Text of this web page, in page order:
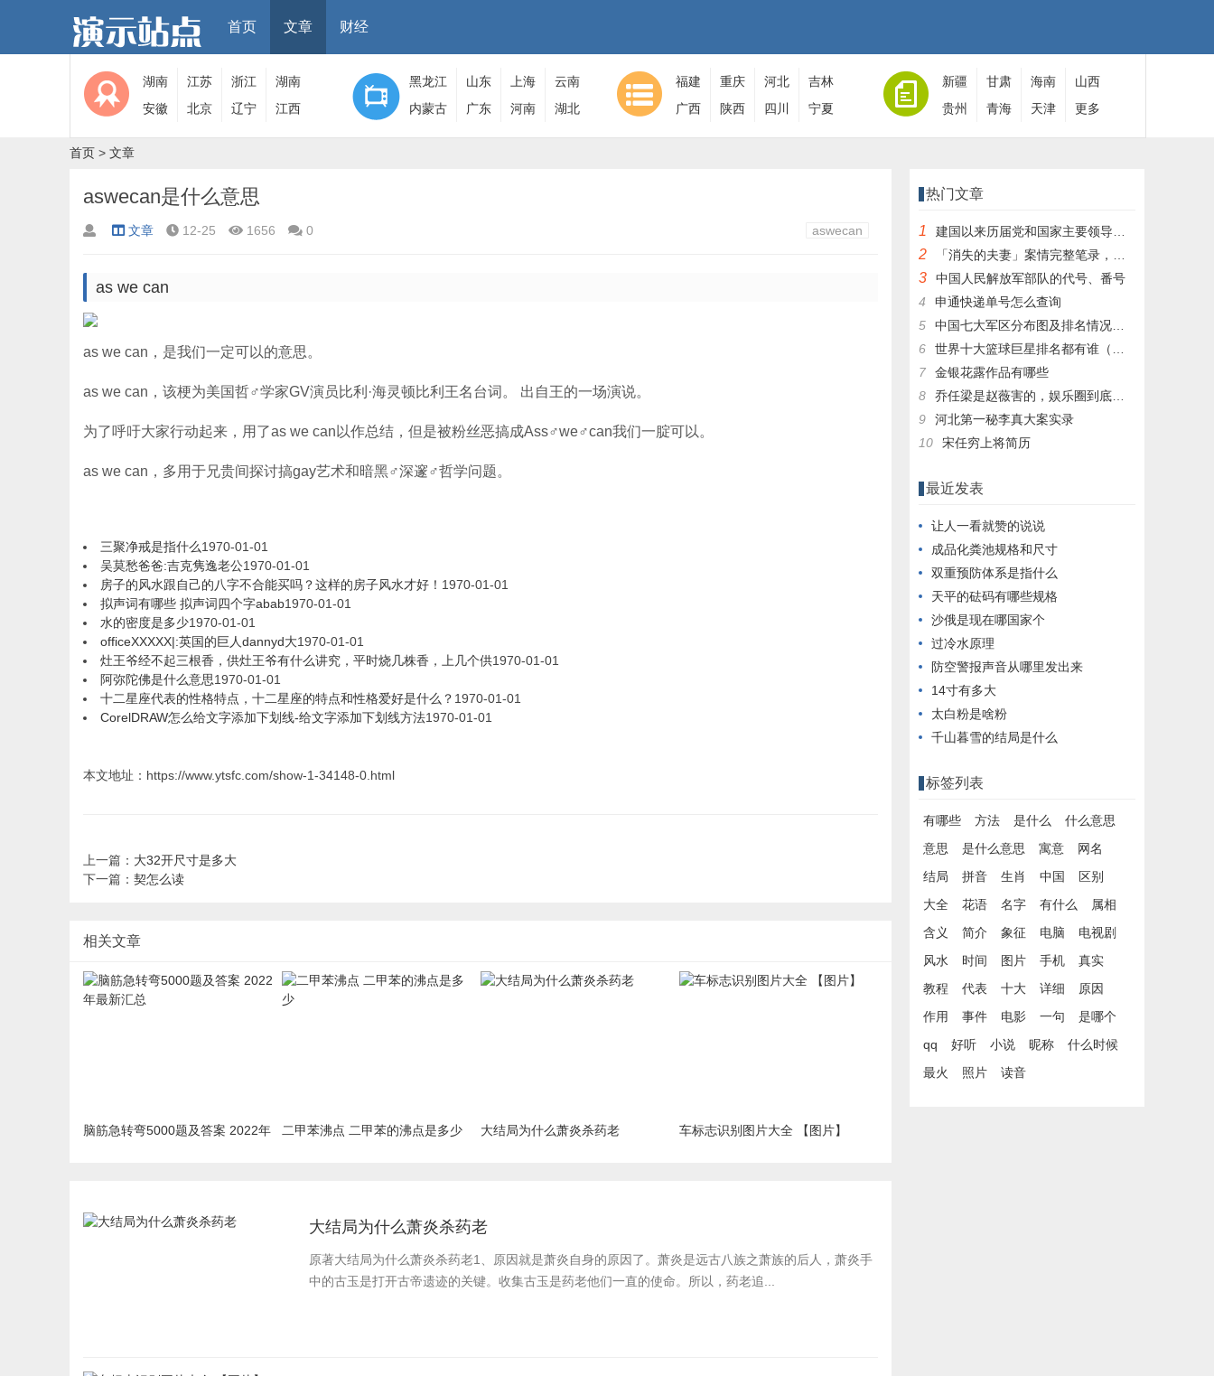
首页 文章 财经
湖南 江苏 浙江
湖南
安徽
北京 辽宁 江西
黑龙江 山东 上海
云南
内蒙古
广东 河南 湖北
福建 重庆 河北
吉林
广西
陕西 四川 宁夏
新疆 甘肃 海南
山西
贵州
青海 天津 更多
首页 > 文章
aswecan是什么意思
文章 12-25 1656 0 aswecan
as we can
as we can，是我们一定可以的意思。
as we can，该梗为美国哲♂学家GV演员比利·海灵顿比利王名台词。 出自王的一场演说。
为了呼吁大家行动起来，用了as we can以作总结，但是被粉丝恶搞成Ass♂we♂can我们一腚可以。
as we can，多用于兄贵间探讨搞gay艺术和暗黑♂深邃♂哲学问题。
三聚净戒是指什么1970-01-01
吴莫愁爸爸:吉克隽逸老公1970-01-01
房子的风水跟自己的八字不合能买吗？这样的房子风水才好！ 1970-01-01
拟声词有哪些 拟声词四个字abab1970-01-01
水的密度是多少1970-01-01
officeXXXXX|:英国的巨人dannyd大1970-01-01
灶王爷经不起三根香，供灶王爷有什么讲究，平时烧几株香，上几个供1970-01-01
阿弥陀佛是什么意思1970-01-01
十二星座代表的性格特点，十二星座的特点和性格爱好是什么？ 1970-01-01
CorelDRAW怎么给文字添加下划线-给文字添加下划线方法1970-01-01
本文地址：https://www.ytsfc.com/show-1-34148-0.html
上一篇： 大32开尺寸是多大
下一篇： 契怎么读
相关文章
脑筋急转弯5000题及答案 2022年
二甲苯沸点 二甲苯的沸点是多少 大结局为什么萧炎杀药老 车标志识别图片大全 【图片】
大结局为什么萧炎杀药老
原著大结局为什么萧炎杀药老​1、原因就是萧炎自身的原因了。萧炎是远古八族之萧族的后人，萧炎手
中的古玉是打开古帝遗迹的关键。收集古玉是药老他们一直的使命。所以，药老追...
热门文章
1 建国以来历届党和国家主要领导人全名单
2 「消失的夫妻」案情完整笔录，凶手灭绝人性！|杀人狂魔004
3
中国人民解放军部队的代号、番号
4
申通快递单号怎么查询
5
中国七大军区分布图及排名情况详细解读！
6
世界十大篮球巨星排名都有谁（篮球排行榜前十名）
7
金银花露作品有哪些
8
乔任梁是赵薇害的，娱乐圈到底有多乱，昔日往事一件一件都被扒出，你是怎么
9
河北第一秘李真大案实录
10
宋任穷上将简历
最近发表
让人一看就赞的说说
成品化粪池规格和尺寸
双重预防体系是指什么
天平的砝码有哪些规格
沙俄是现在哪国家个
过冷水原理
防空警报声音从哪里发出来
14寸有多大
太白粉是啥粉
千山暮雪的结局是什么
标签列表
有哪些 方法 是什么
什么意思
意思
是什么意思 寓意
网名
结局
拼音 生肖 中国
区别
大全
花语 名字 有什么
属相
含义
简介 象征 电脑
电视剧
风水
时间 图片 手机
真实
教程
代表 十大 详细
原因
作用
事件 电影 一句
是哪个
qq
好听 小说 昵称
什么时候
最火
照片 读音